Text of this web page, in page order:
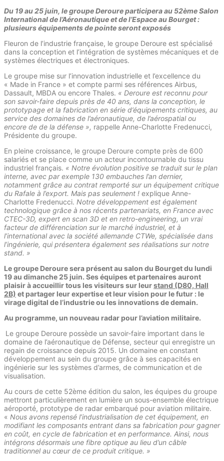
Du 19 au 25 juin, le groupe Deroure participera au 52ème Salon
International de l’Aéronautique et de l’Espace au Bourget :
plusieurs équipements de pointe seront exposés
Fleuron de l’industrie française, le groupe Deroure est spécialisé
dans la conception et l’intégration de systèmes mécaniques et de
systèmes électriques et électroniques.
Le groupe mise sur l’innovation industrielle et l’excellence du
« Made in France » et compte parmi ses références Airbus,
Dassault, MBDA ou encore Thales. « Deroure est reconnu pour
son savoir-faire depuis près de 40 ans, dans la conception, le
prototypage et la fabrication en série d’équipements critiques, au
service des domaines de l’aéronautique, de l’aérospatial ou
encore de de la défense », rappelle Anne-Charlotte Fredenucci,
Présidente du groupe.
En pleine croissance, le groupe Deroure compte près de 600
salariés et se place comme un acteur incontournable du tissu
industriel français. « Notre évolution positive se traduit sur le plan
interne, avec par exemple 130 embauches l’an dernier,
notamment grâce au contrat remporté sur un équipement critique
du Rafale à l’export. Mais pas seulement ! explique Anne-
Charlotte Fredenucci. Notre développement est également
technologique grâce à nos récents partenariats, en France avec
CTEC-3D, expert en scan 3D et en retro-engineering, un vrai
facteur de différenciation sur le marché industriel, et à
l’international avec la société allemande CTWe, spécialisée dans
l’ingénierie, qui présentera également ses réalisations sur notre
stand. »
Le groupe Deroure sera présent au salon du Bourget du lundi
19 au dimanche 25 juin. Ses équipes et partenaires auront
plaisir à accueillir tous les visiteurs sur leurstand (D80, Hall
2B) et partager leur expertise et leur vision pour le futur : le
virage digital de l’industrie ou les innovations de demain.
Au programme, un nouveau radar pour l’aviation militaire.
Le groupe Deroure possède un savoir-faire important dans le
domaine de l’aéronautique de Défense, secteur qui enregistre un
regain de croissance depuis 2015. Un domaine en constant
développement au sein du groupe grâce à ses capacités en
ingénierie sur les systèmes d’armes, de communication et de
visualisation.
Au cours de cette 52ème édition du salon, les équipes du groupe
mettront particulièrement en lumière un sous-ensemble électrique
aéroporté, prototype de radar embarqué pour aviation militaire.
« Nous avons repensé l’industrialisation de cet équipement, en
modifiant les composants entrant dans sa fabrication pour gagner
en coût, en cycle de fabrication et en performance. Ainsi, nous
intégrons désormais une fibre optique au lieu d’un câble
traditionnel au cœur de ce produit critique. »